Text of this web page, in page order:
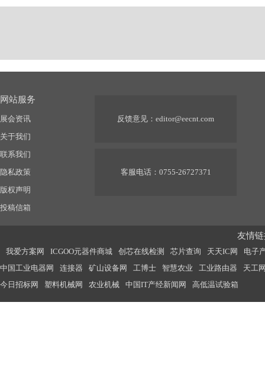
网站服务
展会资讯
关于我们
联系我们
隐私政策
版权声明
投稿信箱
反馈意见： editor@eecnt.com
客服电话：0755-26727371
友情
我爱方案网 ICGOO元器件商城 创芯在线检测 芯片查询 天天IC网
电子
中国工业电器网
连接器 矿山设备网 工博士 智慧农业 工业路由器
天工
今日招标网
塑料机械网 农业机械 中国IT产经新闻网 高低温试验箱